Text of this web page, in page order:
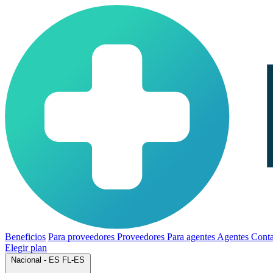
Beneficios Para proveedores Proveedores Para agentes Agentes
Elegir plan
Nacional - ES FL-ES